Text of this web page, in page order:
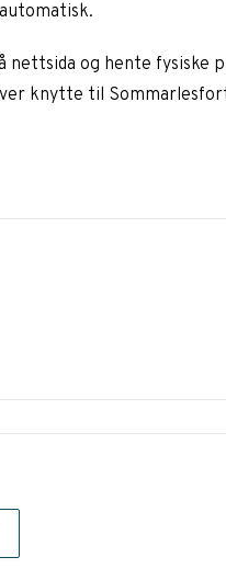
nettsida og hente fysiske
knytte til